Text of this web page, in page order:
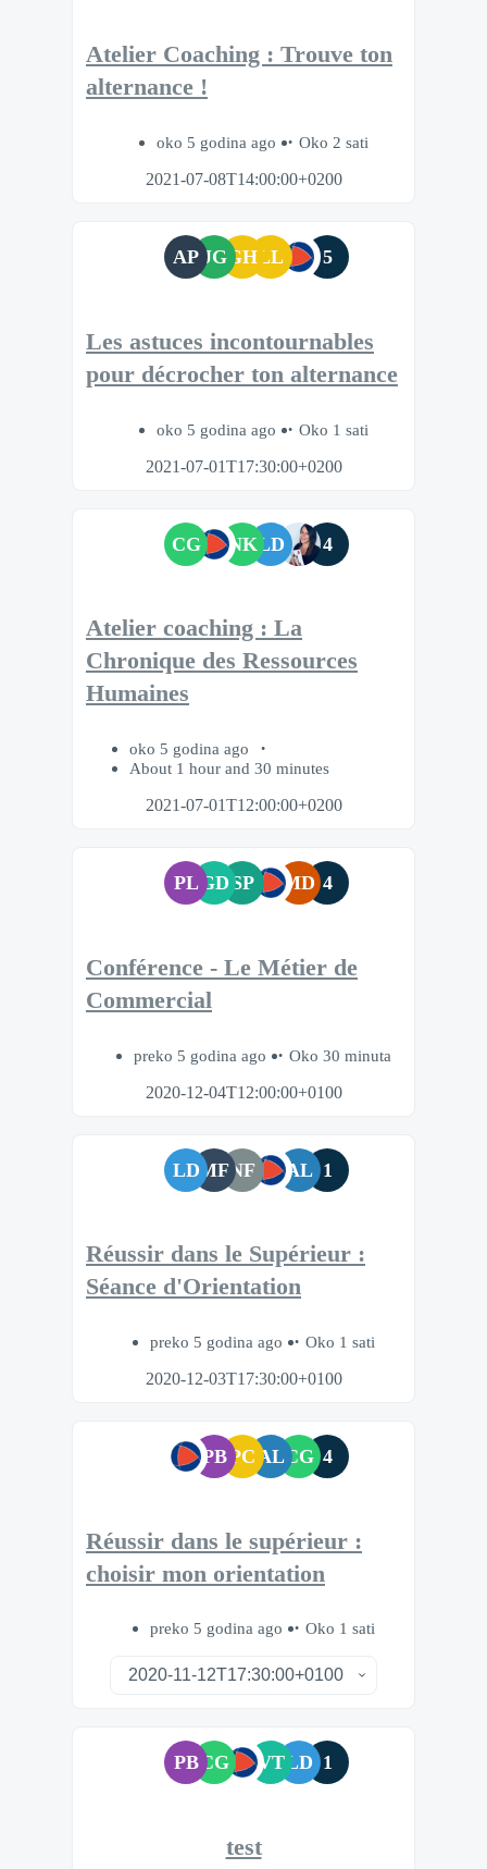
Atelier Coaching : Trouve ton
alternance !
oko 5 godina ago
Oko 2 sati
2021-07-08T14:00:00+0200
AP JG GH LL 5
Les astuces incontournables
pour décrocher ton alternance
oko 5 godina ago
Oko 1 sati
2021-07-01T17:30:00+0200
CG NK LD 4
Atelier coaching : La
Chronique des Ressources
Humaines
oko 5 godina ago
About 1 hour and 30 minutes
2021-07-01T12:00:00+0200
PL GD SP MD 4
Conférence - Le Métier de
Commercial
preko 5 godina ago
Oko 30 minuta
2020-12-04T12:00:00+0100
LD MF NF AL 1
Réussir dans le Supérieur :
Séance d'Orientation
preko 5 godina ago
Oko 1 sati
2020-12-03T17:30:00+0100
PB PC ALCG 4
Réussir dans le supérieur :
choisir mon orientation
preko 5 godina ago Oko 1 sati
PB CG VT LD 1
test